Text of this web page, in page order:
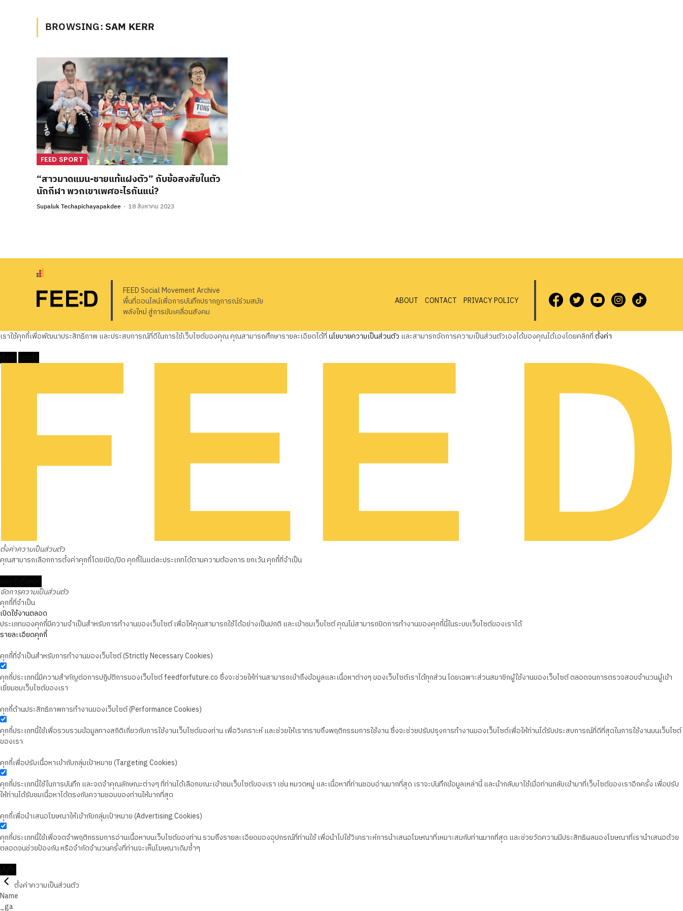
BROWSING:SAM KERR
FEED SPORT
“สาวมาดแมน-ชายแท้แฝงตัว” กับข้อสงสัยในตัว
นักกีฬา พวกเขาเพศอะไรกันแน่?
Supaluk Techapichayapakdee 18 สิงหาคม 2023
FEED Social Movement Archive
พื้นที่ออนไลน์เพื่อการบันทึกปรากฏการณ์ร่วมสมัย
พลังใหม่ สู่การขับเคลื่อนสังคม
ABOUT CONTACT PRIVACY POLICY
เราใช้คุกกี้เพื่อพัฒนาประสิทธิภาพ และประสบการณ์ที่ดีในการใช้เว็บไซต์ของคุณ คุณสามารถศึกษารายละเอียดได้ที่นโยบายความเป็นส่วนตัว และสามารถจัดการความเป็นส่วนตัวเองได้ของคุณได้เองโดยคลิกที่ตั้งค่า
ตั้งค่าความเป็นส่วนตัว
คุณสามารถเลือกการตั้งค่าคุกกี้โดยเปิด/ปิด คุกกี้ในแต่ละประเภทได้ตามความต้องการ ยกเว้น คุกกี้ที่จำเป็น
จัดการความเป็นส่วนตัว
คุกกี้ที่จำเป็น
เปิดใช้งานตลอด
ประเภทของคุกกี้มีความจำเป็นสำหรับการทำงานของเว็บไซต์ เพื่อให้คุณสามารถใช้ได้อย่างเป็นปกติ และเข้าชมเว็บไซต์ คุณไม่สามารถปิดการทำงานของคุกกี้นี้ในระบบเว็บไซต์ของเราได้
รายละเอียดคุกกี้
คุกกี้ที่จำเป็นสำหรับการทำงานของเว็บไซต์ (Strictly Necessary Cookies)
คุกกี้ประเภทนี้มีความสำคัญต่อการปฏิบัติการของเว็บไซต์ feedforfuture.co ซึ่งจะช่วยให้ท่านสามารถเข้าถึงข้อมูลและเนื้อหาต่างๆ ของเว็บไซต์เราได้ทุกส่วน โดยเฉพาะส่วนสมาชิกผู้ใช้งานของเว็บไซต์ ตลอดจนการตรวจสอบจำนวนผู้เข้า
เยี่ยมชมเว็บไซต์ของเรา
คุกกี้ด้านประสิทธิภาพการทำงานของเว็บไซต์ (Performance Cookies)
คุกกี้ประเภทนี้ใช้เพื่อรวบรวมข้อมูลทางสถิติเกี่ยวกับการใช้งานเว็บไซต์ของท่าน เพื่อวิเคราะห์ และช่วยให้เราทราบถึงพฤติกรรมการใช้งาน ซึ่งจะช่วยปรับปรุงการทำงานของเว็บไซต์เพื่อให้ท่านได้รับประสบการณ์ที่ดีที่สุดในการใช้งานบนเว็บไซต์
ของเรา
คุกกี้เพื่อปรับเนื้อหาเข้ากับกลุ่มเป้าหมาย (Targeting Cookies)
คุกกี้ประเภทนี้ใช้ในการบันทึก และจดจำคุณลักษณะต่างๆ ที่ท่านได้เลือกขณะเข้าชมเว็บไซต์ของเรา เช่น หมวดหมู่ และเนื้อหาที่ท่านชอบอ่านมากที่สุด เราจะบันทึกข้อมูลเหล่านี้ และนำกลับมาใช้เมื่อท่านกลับเข้ามาที่เว็บไซต์ของเราอีกครั้ง เพื่อปรับ
ให้ท่านได้รับชมเนื้อหาได้ตรงกับความชอบของท่านให้มากที่สุด
คุกกี้เพื่อนำเสนอโฆษณาให้เข้ากับกลุ่มเป้าหมาย (Advertising Cookies)
คุกกี้ประเภทนี้ใช้เพื่อจดจำพฤติกรรมการอ่านเนื้อหาบนเว็บไซต์ของท่าน รวมถึงรายละเอียดของอุปกรณ์ที่ท่านใช้ เพื่อนำไปใช้วิเคราะห์การนำเสนอโฆษณาที่เหมาะสมกับท่านมากที่สุด และช่วยวัดความมีประสิทธิผลของโฆษณาที่เรานำเสนอด้วย
ตลอดจนช่วยป้องกัน หรือจำกัดจำนวนครั้งที่ท่านจะเห็นโฆษณาเดิมซ้ำๆ
ตั้งค่าความเป็นส่วนตัว
Name
_ga